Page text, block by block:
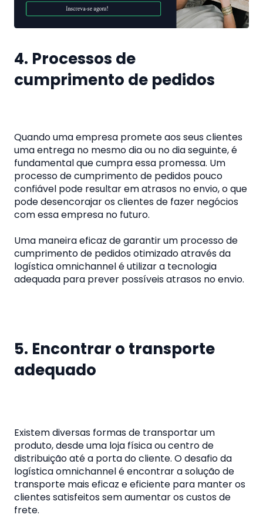
4. Processos de
cumprimento de pedidos
Quando uma empresa promete aos seus clientes
uma entrega no mesmo dia ou no dia seguinte, é
fundamental que cumpra essa promessa. Um
processo de cumprimento de pedidos pouco
confiável pode resultar em atrasos no envio, o que
pode desencorajar os clientes de fazer negócios
com essa empresa no futuro.
Uma maneira eficaz de garantir um processo de
cumprimento de pedidos otimizado através da
logística omnichannel é utilizar a tecnologia
adequada para prever possíveis atrasos no envio.
5. Encontrar o transporte
adequado
Existem diversas formas de transportar um
produto, desde uma loja física ou centro de
distribuição até a porta do cliente. O desafio da
logística omnichannel é encontrar a solução de
transporte mais eficaz e eficiente para manter os
clientes satisfeitos sem aumentar os custos de
frete.